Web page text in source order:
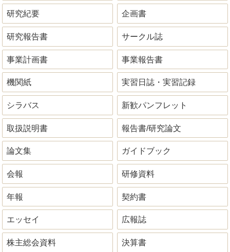
研究紀要 企画書
研究報告書 サークル誌
事業計画書 事業報告書
機関紙 実習日誌・実習記録
シラバス 新歓パンフレット
取扱説明書 報告書/研究論文
論文集 ガイドブック
会報 研修資料
年報 契約書
エッセイ 広報誌
株主総会資料 決算書